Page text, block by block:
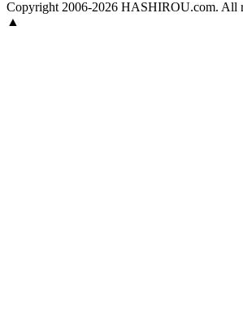
Copyright 2006-2026 HASHIROU.com. All
▲